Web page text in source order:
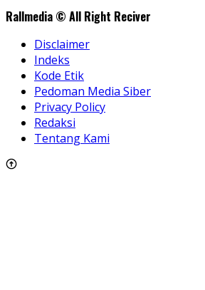
Rallmedia © All Right Reciver
Disclaimer
Indeks
Kode Etik
Pedoman Media Siber
Privacy Policy
Redaksi
Tentang Kami